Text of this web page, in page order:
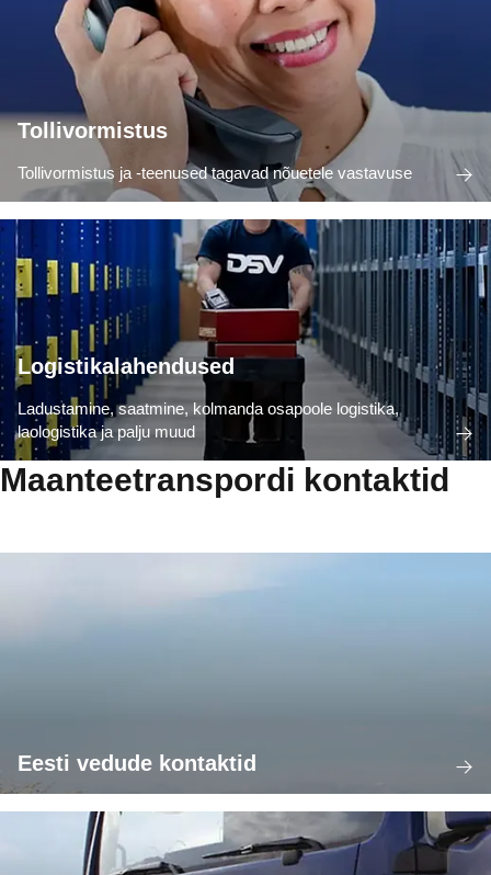
Tollivormistus
Tollivormistus ja -teenused tagavad nõuetele vastavuse
Logistikalahendused
Ladustamine, saatmine, kolmanda osapoole logistika,
laologistika ja palju muud
Maanteetranspordi kontaktid
Eesti vedude kontaktid